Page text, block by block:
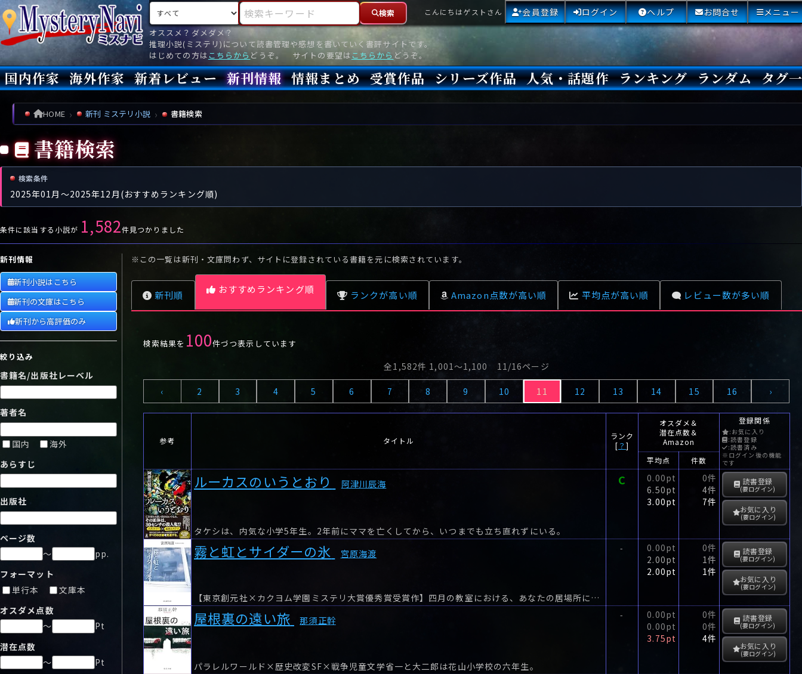
オススメ？ダメダメ？
推理小説(ミステリ)について読書管理や感想を書いていく書評サイトです。
はじめての方は こちらから どうぞ。 サイトの要望は こちらから どうぞ。
検索対象 検索キーワード
検索 こんにちはゲストさん 会員登録 ログイン ヘルプ お問合せ メニュー
国内作家
あ行 あ い う え
お
か行
か き く け
こ
さ行
さ し す
た行
な行
な に ぬ ね
の
ひ ふ
ま行
ま み む め
も
や行
や ゆ
ら行
ら り る
ろ
わ行
わ
海外作家
ア行 ア イ ウ エ
オ
カ行
カ キ ク ケ
コ
サ行
サ
ナ行
ナ ニ ヌ ネ
ノ
ハ行
ハ
マ行
マ ミ ム メ
モ
ヤ行
ヤ
ラ行
ラ リ ル
ロ
ワ行
ワ
新着レビュー 新刊情報
新刊情報
文庫新刊
新刊高評価
今月(8月)発売
先月(7月)発売
先々月(6月)発売
情報まとめ
『本格ミステリベスト』2026年版
『本格ミステリベスト』(海外)
『このミステリーがすごい!』2026年版
『このミステリーがすごい!』(海外)
『ミステリが読みたい!』2026年版
『ミステリが読みたい!』(海外)
『週刊文春ミステリーベスト10』2025年版
『週刊文春ミステリーベスト10』(海外)
本格ミステリ・エターナル300
本格ミステリ・ディケイド300
本格ミステリ・クロニクル300
ミステリー・リーグ
東西ミステリーベスト100 2012年版(国内)
東西ミステリーベスト100 2012年版(海外)
その他をもっとみる
受賞作品
日本推理作家協会賞
本格ミステリ大賞
鮎川哲也賞
横溝正史ミステリ大賞
江戸川乱歩賞
メフィスト賞
『このミステリーがすごい!』大賞
アンソニー賞(長編賞)
エドガー賞(MWA賞)
ゴールド・ダガー賞(CWA賞)
バリー賞(長編賞)
ガラスの鍵賞
その他をもっとみる
シリーズ作品 人気・話題作
本日
3日間
今週
今月
最近閲覧された小説
ランキング
国内総合ランキング
海外総合ランキング
Amazon国内作品高評価
Amazon海外作品高評価
国内作品高評価
海外作品高評価
閲覧回数
オススメ投票回数
読書した人が多い小説
サイトランク
Sランク
Aランク
Bランク
Cランク
Dランク
Eランク
Fランク
ランダム タグ
初心者におすすめ
クローズド・サー
本格ミステリ
青春ミステリ
学園ミステリ
日常の謎
SFミステリ
倒叙ミステリ
警察小説
映画化
ドラマ化
その他をもっとみ
HOME 新刊 ミステリ小説 書籍検索
書籍検索
検索条件
2025年01月～2025年12月(おすすめランキング順)
条件に該当する小説が 1,582件見つかりました
新刊情報
新刊小説はこちら
新刊の文庫はこちら
新刊から高評価のみ
絞り込み
書籍名/出版社レーベル
著者名
国内
海外
あらすじ
出版社
ページ数
～
pp.
フォーマット
単行本
文庫本
オスダメ点数
～
Pt
潜在点数
～
Pt
※この一覧は新刊・文庫問わず、サイトに登録されている書籍を元に検索されています。
新刊順 おすすめランキング順 ランクが高い順 Amazon点数が高い順 平均点が高い順 レビュー数が多い順
検索結果を 100件づつ表示しています
全1,582件 1,001〜1,100 11/16ページ
‹ 2 3 4 5 6 7 8 9 10 11 12 13 14 15 16 ›
参考 タイトル
ランク
[ ？]
オスダメ＆
潜在点数＆
Amazon
登録関係
:お気に入り
:読書登録
:読書済み
※ログイン後の機能
です
平均点 件数
ルーカスのいうとおり 阿津川辰海
タケシは、内気な小学5年生。2年前にママを亡くしてから、いつまでも立ち直れずにいる。
C
0.00pt
6.50pt
3.00pt
0件
4件
7件
読書登録
(要ログイン)
お気に入り
(要ログイン)
霧と虹とサイダーの氷 宮原海渡
【東京創元社×カクヨム学園ミステリ大賞優秀賞受賞作】四月の教室における、あなたの居場所について。
-
0.00pt
2.00pt
2.00pt
0件
1件
1件
読書登録
(要ログイン)
お気に入り
(要ログイン)
屋根裏の遠い旅 那須正幹
パラレルワールド×歴史改変SF×戦争児童文学省一と大二郎は花山小学校の六年生。
-
0.00pt
0.00pt
3.75pt
0件
0件
4件
読書登録
(要ログイン)
お気に入り
(要ログイン)